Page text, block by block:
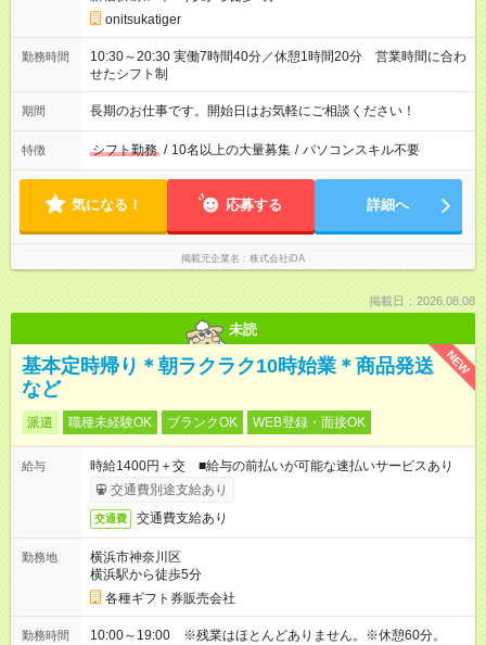
onitsukatiger
勤務時間
10:30～20:30 実働7時間40分／休憩1時間20分 営業時間に合わ
せたシフト制
期間 長期のお仕事です。開始日はお気軽にご相談ください！
特徴 シフト勤務 / 10名以上の大量募集 / パソコンスキル不要
気になる！ 応募する 詳細へ
掲載元企業名 株式会社iDA
掲載日：2026.08.08
未読
NEW
基本定時帰り＊朝ラクラク10時始業＊商品発送
など
派遣 職種未経験OK ブランクOK WEB登録・面接OK
給与
時給1400円＋交 ■給与の前払いが可能な速払いサービスあり
交通費別途支給あり
交通費 交通費支給あり
勤務地
横浜市神奈川区
横浜駅から徒歩5分
各種ギフト券販売会社
勤務時間 10:00～19:00 ※残業はほとんどありません。※休憩60分。